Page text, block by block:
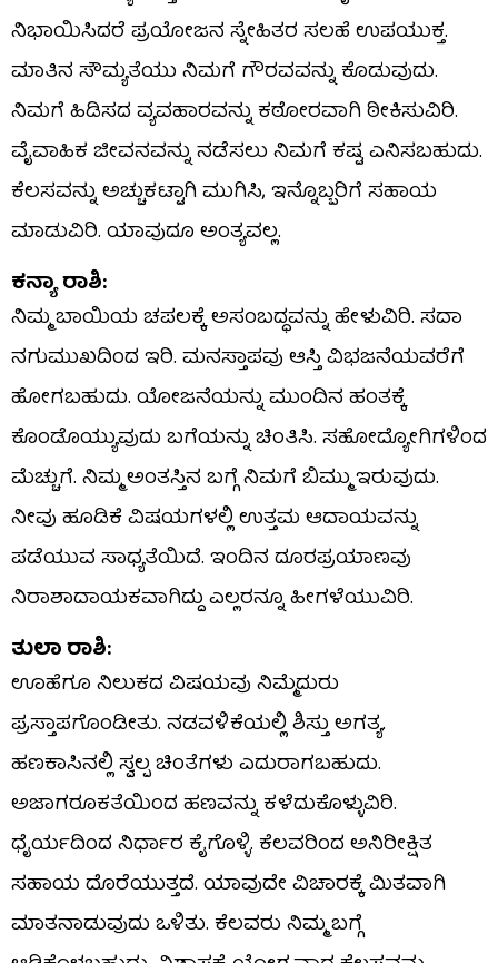
ನಿಭಾಯಿಸಿದರೆ ಪ್ರಯೋಜನ ಸ್ನೇಹಿತರ ಸಲಹೆ ಉಪಯುಕ್ತ.
ಮಾತಿನ ಸೌಮ್ಯತೆಯು ನಿಮಗೆ ಗೌರವವನ್ನು ಕೊಡುವುದು.
ನಿಮಗೆ ಹಿಡಿಸದ ವ್ಯವಹಾರವನ್ನು ಕಠೋರವಾಗಿ ಠೀಕಿಸುವಿರಿ.
ವೈವಾಹಿಕ ಜೀವನವನ್ನು ನಡೆಸಲು ನಿಮಗೆ ಕಷ್ಟ ಎನಿಸಬಹುದು.
ಕೆಲಸವನ್ನು ಅಚ್ಚುಕಟ್ಟಾಗಿ ಮುಗಿಸಿ, ಇನ್ನೊಬ್ಬರಿಗೆ ಸಹಾಯ
ಮಾಡುವಿರಿ. ಯಾವುದೂ ಅಂತ್ಯವಲ್ಲ.‌
ಕನ್ಯಾ ರಾಶಿ:
ನಿಮ್ಮ ಬಾಯಿಯ ಚಪಲಕ್ಕೆ ಅಸಂಬದ್ಧವನ್ನು ಹೇಳುವಿರಿ. ಸದಾ
ನಗುಮುಖದಿಂದ ಇರಿ. ಮನಸ್ತಾಪವು ಆಸ್ತಿ ವಿಭಜನೆಯವರೆಗೆ
ಹೋಗಬಹುದು. ಯೋಜನೆಯನ್ನು ಮುಂದಿನ ಹಂತಕ್ಕೆ
ಕೊಂಡೊಯ್ಯುವುದು ಬಗೆಯನ್ನು ಚಿಂತಿಸಿ. ಸಹೋದ್ಯೋಗಿಗಳಿಂದ
ಮೆಚ್ಚುಗೆ. ನಿಮ್ಮ ಅಂತಸ್ತಿನ ಬಗ್ಗೆ ನಿಮಗೆ ಬಿಮ್ಮು ಇರುವುದು.
ನೀವು ಹೂಡಿಕೆ ವಿಷಯಗಳಲ್ಲಿ ಉತ್ತಮ ಆದಾಯವನ್ನು
ಪಡೆಯುವ ಸಾಧ್ಯತೆಯಿದೆ. ಇಂದಿನ ದೂರಪ್ರಯಾಣವು
ನಿರಾಶಾದಾಯಕವಾಗಿದ್ದು ಎಲ್ಲರನ್ನೂ ಹೀಗಳೆಯುವಿರಿ.
ತುಲಾ ರಾಶಿ:
ಊಹೆಗೂ ನಿಲುಕದ ವಿಷಯವು ನಿಮ್ಮೆದುರು
ಪ್ರಸ್ತಾಪಗೊಂಡೀತು. ನಡವಳಿಕೆಯಲ್ಲಿ ಶಿಸ್ತು ಅಗತ್ಯ.
ಹಣಕಾಸಿನಲ್ಲಿ ಸ್ವಲ್ಪ ಚಿಂತೆಗಳು ಎದುರಾಗಬಹುದು.
ಅಜಾಗರೂಕತೆಯಿಂದ ಹಣವನ್ನು ಕಳೆದುಕೊಳ್ಳುವಿರಿ.
ಧೈರ್ಯದಿಂದ ನಿರ್ಧಾರ ಕೈಗೊಳ್ಳಿ. ಕೆಲವರಿಂದ ಅನಿರೀಕ್ಷಿತ
ಸಹಾಯ ದೊರೆಯುತ್ತದೆ. ಯಾವುದೇ ವಿಚಾರಕ್ಕೆ ಮಿತವಾಗಿ
ಮಾತನಾಡುವುದು ಒಳಿತು. ಕೆಲವರು ನಿಮ್ಮ ಬಗ್ಗೆ